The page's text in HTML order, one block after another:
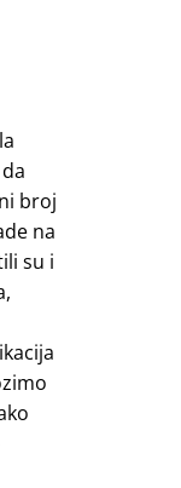
broj
na
su i